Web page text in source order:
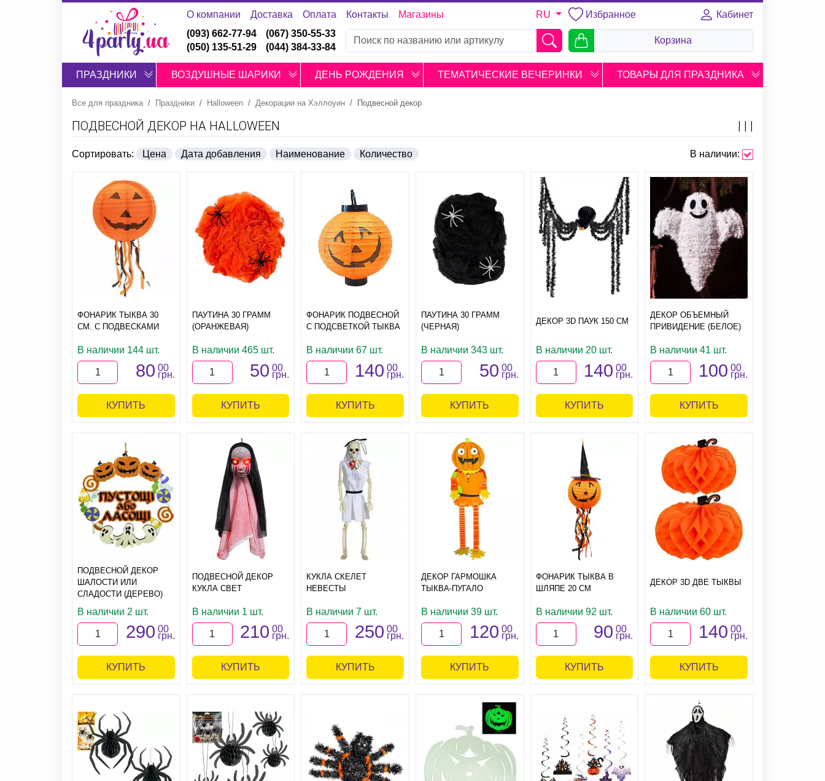
О компании Доставка Оплата Контакты Магазины RU Избранное
Кабинет
(093) 662-77-94
(050) 135-51-29
(067) 350-55-33
(044) 384-33-84
Корзина
ПРАЗДНИКИ ВОЗДУШНЫЕ ШАРИКИ ДЕНЬ РОЖДЕНИЯ ТЕМАТИЧЕСКИЕ ВЕЧЕРИНКИ ТОВАРЫ ДЛЯ ПРАЗДНИКА
Все для праздника Праздники Halloween Декорации на Хэллоуин Подвесной декор
ПОДВЕСНОЙ ДЕКОР НА HALLOWEEN
Сортировать: Цена Дата добавления Наименование Количество В наличии:
ФОНАРИК ТЫКВА 30
СМ. С ПОДВЕСКАМИ
В наличии 144 шт.
80 00
грн.
КУПИТЬ
ПАУТИНА 30 ГРАММ
(ОРАНЖЕВАЯ)
В наличии 465 шт.
50 00
грн.
КУПИТЬ
ФОНАРИК ПОДВЕСНОЙ
С ПОДСВЕТКОЙ ТЫКВА
В наличии 67 шт.
140 00
грн.
КУПИТЬ
ПАУТИНА 30 ГРАММ
(ЧЕРНАЯ)
В наличии 343 шт.
50 00
грн.
КУПИТЬ
ДЕКОР 3D ПАУК 150 СМ
В наличии 20 шт.
140 00
грн.
КУПИТЬ
ДЕКОР ОБЪЕМНЫЙ
ПРИВИДЕНИЕ (БЕЛОЕ)
В наличии 41 шт.
100 00
грн.
КУПИТЬ
ПОДВЕСНОЙ ДЕКОР
ШАЛОСТИ ИЛИ
СЛАДОСТИ (ДЕРЕВО)
В наличии 2 шт.
290 00
грн.
КУПИТЬ
ПОДВЕСНОЙ ДЕКОР
КУКЛА СВЕТ
В наличии 1 шт.
210 00
грн.
КУПИТЬ
КУКЛА СКЕЛЕТ
НЕВЕСТЫ
В наличии 7 шт.
250 00
грн.
КУПИТЬ
ДЕКОР ГАРМОШКА
ТЫКВА-ПУГАЛО
В наличии 39 шт.
120 00
грн.
КУПИТЬ
ФОНАРИК ТЫКВА В
ШЛЯПЕ 20 СМ
В наличии 92 шт.
90 00
грн.
КУПИТЬ
ДЕКОР 3D ДВЕ ТЫКВЫ
В наличии 60 шт.
140 00
грн.
КУПИТЬ